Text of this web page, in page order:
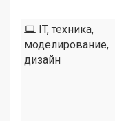
IT, техника,
моделирование,
дизайн